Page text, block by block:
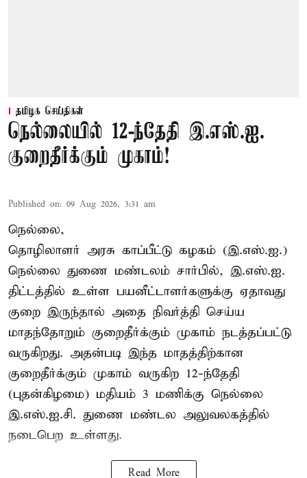
தமிழக செய்திகள்
நெல்லையில் 12-ந்தேதி இ.எஸ்.ஐ.
குறைதீர்க்கும் முகாம்!
Published on: 09 Aug 2026, 3:31 am
நெல்லை,
தொழிலாளர் அரசு காப்பீட்டு கழகம் (இ.எஸ்.ஐ.)
நெல்லை துணை மண்டலம் சார்பில், இ.எஸ்.ஐ.
திட்டத்தில் உள்ள பயனீட்டாளர்களுக்கு ஏதாவது
குறை இருந்தால் அதை நிவர்த்தி செய்ய
மாதந்தோறும் குறைதீர்க்கும் முகாம் நடத்தப்பட்டு
வருகிறது. அதன்படி இந்த மாதத்திற்கான
குறைதீர்க்கும் முகாம் வருகிற 12-ந்தேதி
(புதன்கிழமை) மதியம் 3 மணிக்கு நெல்லை
இ.எஸ்.ஐ.சி. துணை மண்டல அலுவலகத்தில்
நடைபெற உள்ளது.
Read More